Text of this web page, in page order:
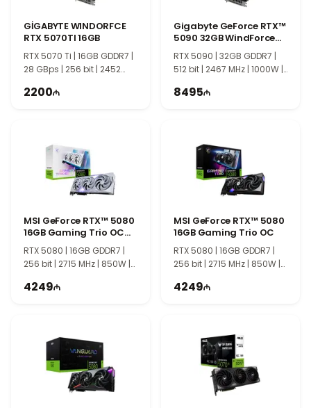
GİGABYTE WINDORFCE
RTX 5070TI 16GB
RTX 5070 Ti | 16GB GDDR7 |
28 GBps | 256 bit | 2452
2200
Gigabyte GeForce RTX™
5090 32GB WindForce
OC
RTX 5090 | 32GB GDDR7 |
512 bit | 2467 MHz | 1000W |
8495
MSI GeForce RTX™ 5080
16GB Gaming Trio OC
White
RTX 5080 | 16GB GDDR7 |
256 bit | 2715 MHz | 850W |
4249
MSI GeForce RTX™ 5080
16GB Gaming Trio OC
RTX 5080 | 16GB GDDR7 |
256 bit | 2715 MHz | 850W |
4249